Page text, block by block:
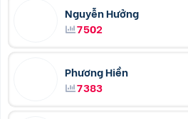
Nguyễn Hưởng
7502
Phương Hiền
7383